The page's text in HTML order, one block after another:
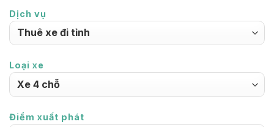
Dịch vụ
Loại xe
Điểm xuất phát